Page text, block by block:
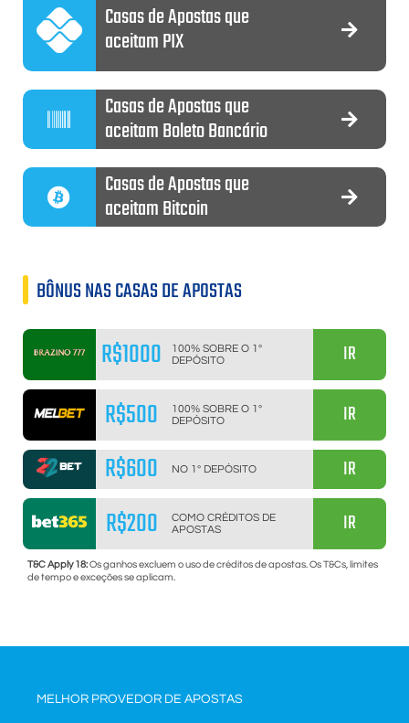
Casas de Apostas que
aceitam PIX
Casas de Apostas que
aceitam Boleto Bancário
Casas de Apostas que
aceitam Bitcoin
BÔNUS NAS CASAS DE APOSTAS
R$1000
100% SOBRE O 1º
DEPÓSITO
IR
R$500
100% SOBRE O 1º
DEPÓSITO
IR
R$600 NO 1º DEPÓSITO IR
R$200
COMO CRÉDITOS DE
APOSTAS
IR
T&C Apply 18:Os ganhos excluem o uso de créditos de apostas. Os T&Cs, limites
de tempo e exceções se aplicam.
MELHOR PROVEDOR DE APOSTAS